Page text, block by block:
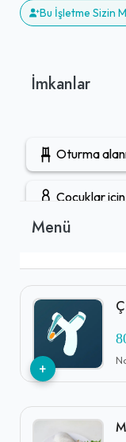
Bu İşletme Sizin
İmkanlar
Oturma
Çocuklar
Açık hava
Gel-Al
Vejetaryen
Menü
+